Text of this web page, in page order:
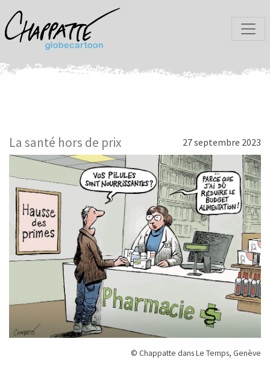
La santé hors de prix 27 septembre 2023
© Chappatte dans Le Temps, Genève